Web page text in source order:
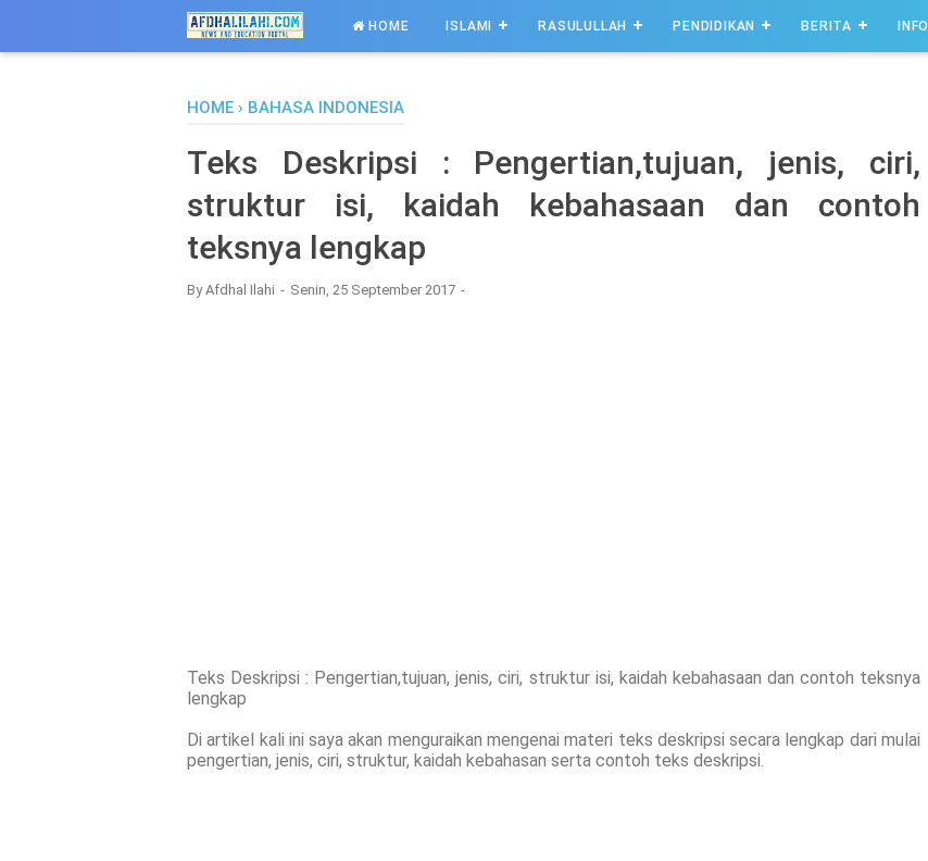
HOME ISLAMI RASULULLAH PENDIDIKAN BERITA INFO
HOME › BAHASA INDONESIA
Teks Deskripsi : Pengertian,tujuan, jenis, ciri,
struktur isi, kaidah kebahasaan dan contoh
teksnya lengkap
ByAfdhal Ilahi Senin, 25 September 2017
Teks Deskripsi : Pengertian,tujuan, jenis, ciri, struktur isi, kaidah kebahasaan dan contoh teksnya
lengkap
Di artikel kali ini saya akan menguraikan mengenai materi teks deskripsi secara lengkap dari mulai
pengertian, jenis, ciri, struktur, kaidah kebahasan serta contoh teks deskripsi.